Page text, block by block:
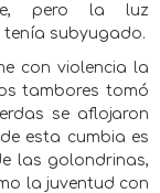
pero la luz
tenía subyugado.
con violencia la
tambores tomó
se aflojaron
esta cumbia es
las golondrinas,
la juventud con